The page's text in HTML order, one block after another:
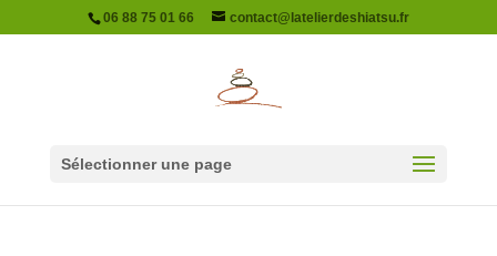
06 88 75 01 66 contact@latelierdeshiatsu.fr
Sélectionner une page